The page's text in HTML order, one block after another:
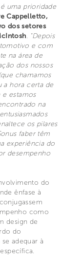
uma prioridade
Cappelletto,
dos setores
. "Depois
e com
na área de
dos nossos
chamamos
a hora certa de
estamos
na
os pilares
faber têm
experiência do
desempenho
do
ênfase à
como
design de
do
adequar à